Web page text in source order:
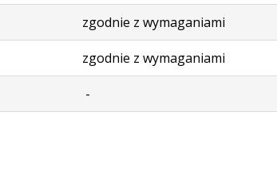
zgodnie z wymaganiami
zgodnie z wymaganiami
-